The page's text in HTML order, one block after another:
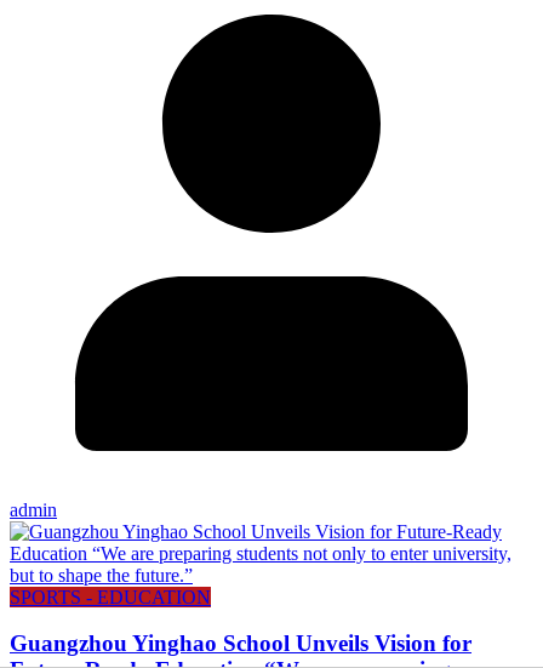
admin
SPORTS - EDUCATION
Guangzhou Yinghao School Unveils Vision for